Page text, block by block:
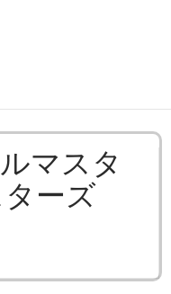
マスタ
ーズ